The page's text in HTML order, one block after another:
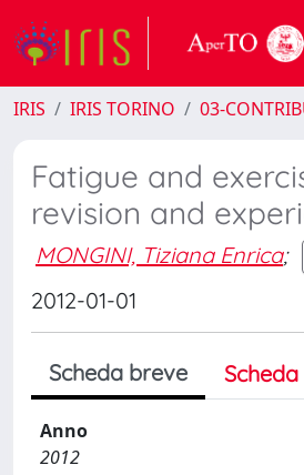
IRIS IRIS TORINO 03-
Fatigue and
revision and
MONGINI, Tiziana Enrica;
2012-01-01
Scheda breve
Anno
2012